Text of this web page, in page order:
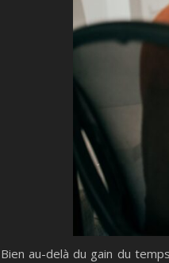
Bien au-delà du gain du